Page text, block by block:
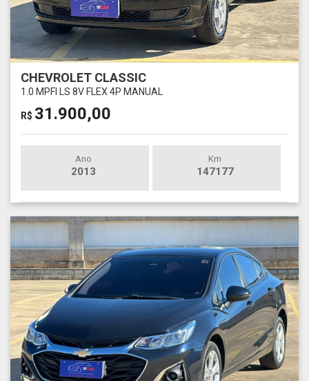
CHEVROLET CLASSIC
1.0 MPFI LS 8V FLEX 4P MANUAL
R$ 31.900,00
Ano
2013
Km
147177